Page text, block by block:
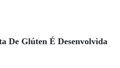
De Glúten É Desenvolvida